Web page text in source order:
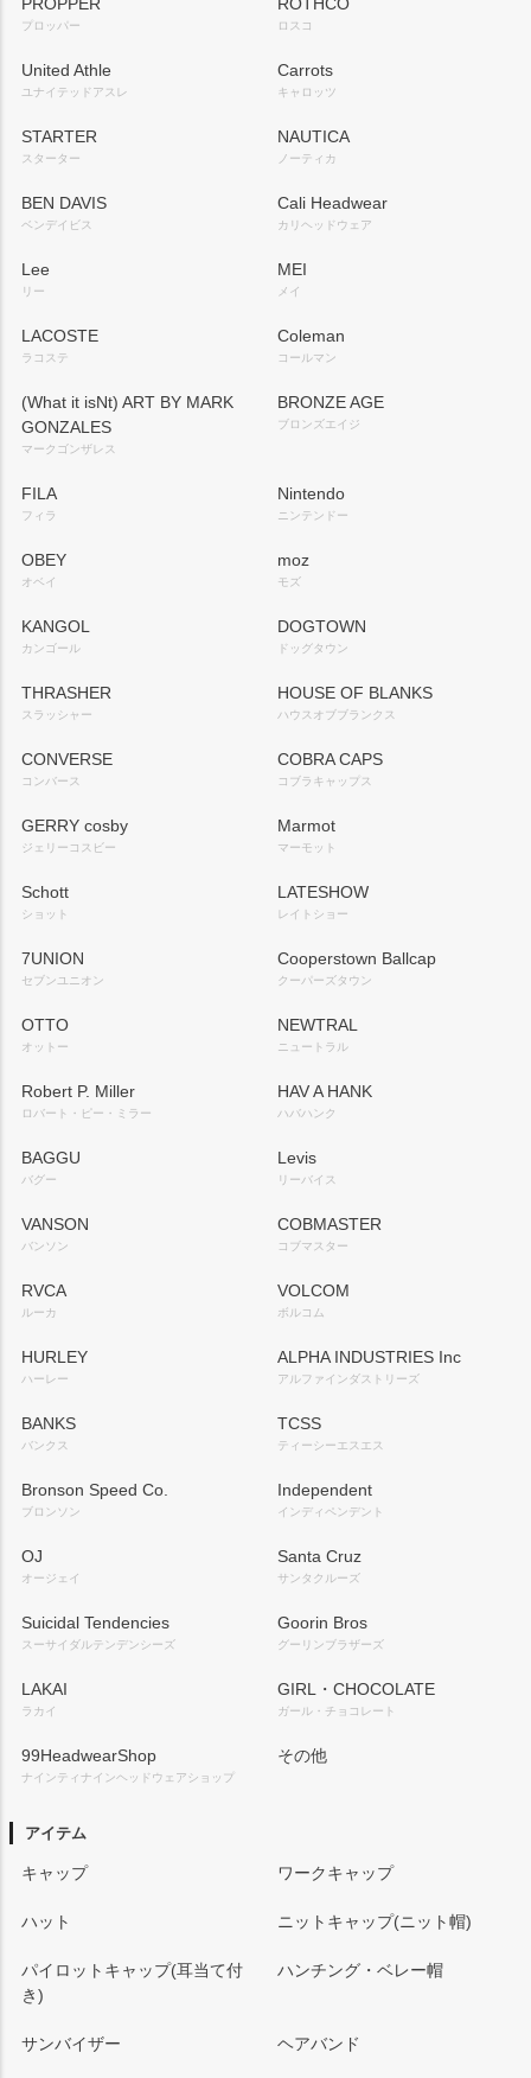
PROPPER
プロッパー
ROTHCO
ロスコ
United Athle
ユナイテッドアスレ
Carrots
キャロッツ
STARTER
スターター
NAUTICA
ノーティカ
BEN DAVIS
ベンデイビス
Cali Headwear
カリヘッドウェア
Lee
リー
MEI
メイ
LACOSTE
ラコステ
Coleman
コールマン
(What it isNt) ART BY MARK
GONZALES
マークゴンザレス
BRONZE AGE
ブロンズエイジ
FILA
フィラ
Nintendo
ニンテンドー
OBEY
オベイ
moz
モズ
KANGOL
カンゴール
DOGTOWN
ドッグタウン
THRASHER
スラッシャー
HOUSE OF BLANKS
ハウスオブブランクス
CONVERSE
コンバース
COBRA CAPS
コブラキャップス
GERRY cosby
ジェリーコスビー
Marmot
マーモット
Schott
ショット
LATESHOW
レイトショー
7UNION
セブンユニオン
Cooperstown Ballcap
クーパーズタウン
OTTO
オットー
NEWTRAL
ニュートラル
Robert P. Miller
ロバート・ピー・ミラー
HAV A HANK
ハバハンク
BAGGU
バグー
Levis
リーバイス
VANSON
バンソン
COBMASTER
コブマスター
RVCA
ルーカ
VOLCOM
ボルコム
HURLEY
ハーレー
ALPHA INDUSTRIES Inc
アルファインダストリーズ
BANKS
バンクス
TCSS
ティーシーエスエス
Bronson Speed Co.
ブロンソン
Independent
インディペンデント
OJ
オージェイ
Santa Cruz
サンタクルーズ
Suicidal Tendencies
スーサイダルテンデンシーズ
Goorin Bros
グーリンブラザーズ
LAKAI
ラカイ
GIRL・CHOCOLATE
ガール・チョコレート
99HeadwearShop
ナインティナインヘッドウェアショップ
その他
アイテム
キャップ ワークキャップ
ハット ニットキャップ(ニット帽)
パイロットキャップ(耳当て付
き)
ハンチング・ベレー帽
サンバイザー ヘアバンド